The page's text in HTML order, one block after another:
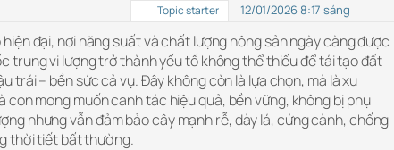
Topic starter 12/01/2026 8:17 sáng
đại, nơi năng suất và chất lượng nông sản ngày càng được
trung vi lượng trở thành yếu tố không thể thiếu để tái tạo đất
trái – bền sức cả vụ. Đây không còn là lựa chọn, mà là xu
con mong muốn canh tác hiệu quả, bền vững, không bị phụ
nhưng vẫn đảm bảo cây mạnh rễ, dày lá, cứng cành, chống
thời tiết bất thường.